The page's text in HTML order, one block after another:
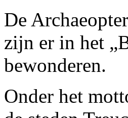
De
zijn er in het
bewonderen.
Onder het